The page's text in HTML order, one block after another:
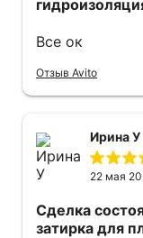
Все ок
Отзыв Avito
Ирина У
22 мая
Сделка
затирка для